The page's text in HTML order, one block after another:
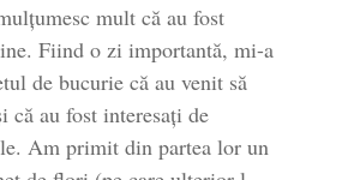
mult că au fost
Fiind o zi importantă, mi-a
de bucurie că au venit să
că au fost interesați de
Am primit din partea lor un